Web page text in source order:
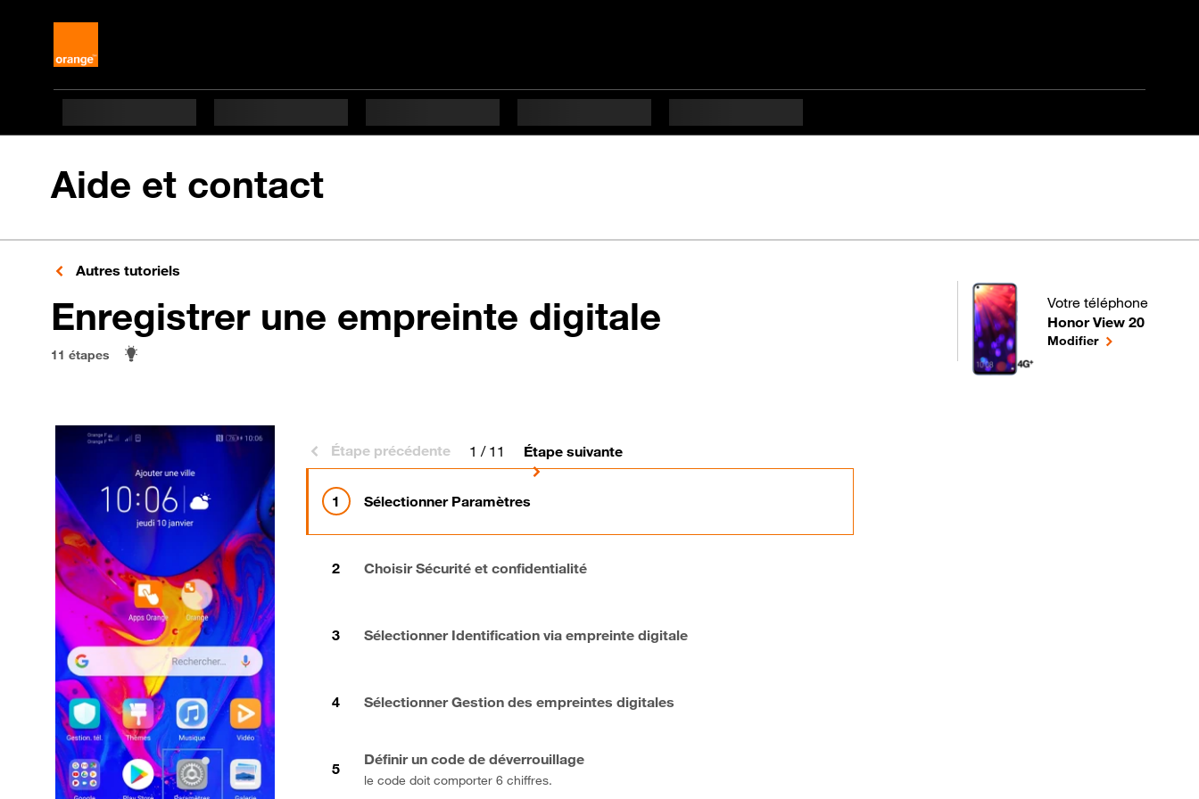
Aide et contact
Autres tutoriels
Enregistrer une empreinte digitale en 11 étapes difficulté
11 étapes
Votre téléphone
Honor View 20
pour votre Honor View
Modifierle téléphone
Étape précédente 1 / 11 Étape suivante
Sélectionner Paramètres
Choisir Sécurité et confidentialité
Sélectionner Identification via empreinte digitale
Sélectionner Gestion des empreintes digitales
Définir un code de déverrouillage
le code doit comporter 6 chiffres.